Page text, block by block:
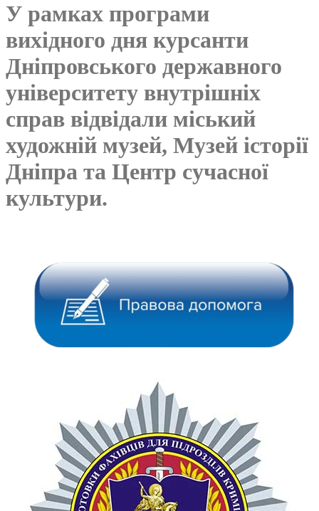
У рамках програми
вихідного дня курсанти
Дніпровського державного
університету внутрішніх
справ відвідали міський
художній музей, Музей історії
Дніпра та Центр сучасної
культури.